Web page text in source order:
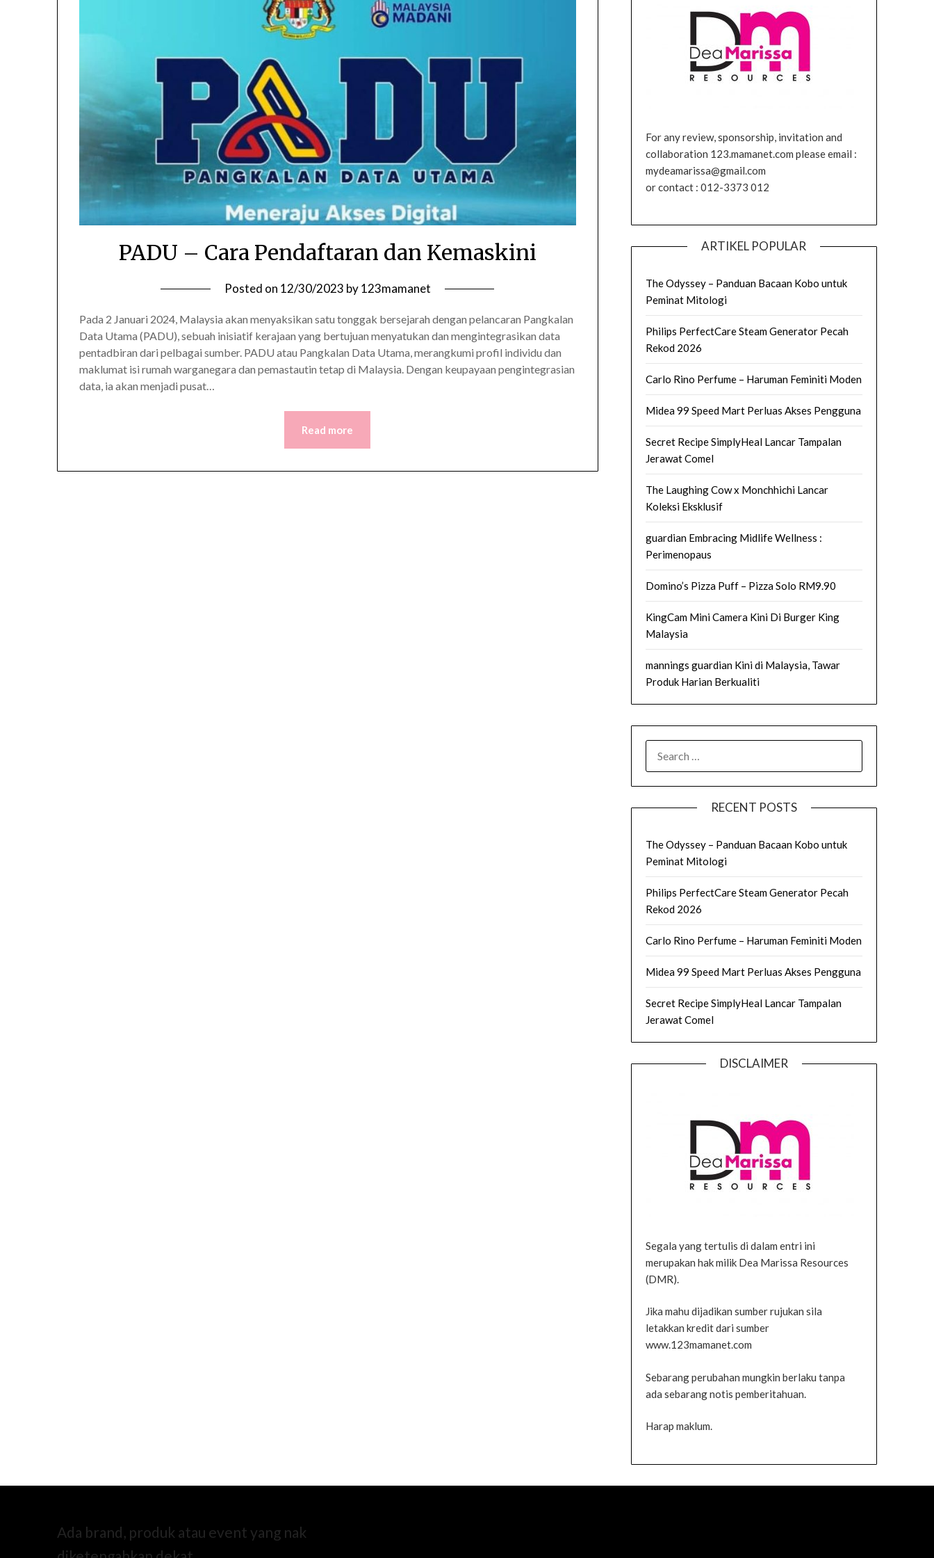
PADU – Cara Pendaftaran dan Kemaskini
Posted on 12/30/2023 by123mamanet
Pada 2 Januari 2024, Malaysia akan menyaksikan satu tonggak bersejarah dengan pelancaran Pangkalan
Data Utama (PADU), sebuah inisiatif kerajaan yang bertujuan menyatukan dan mengintegrasikan data
pentadbiran dari pelbagai sumber. PADU atau Pangkalan Data Utama, merangkumi profil individu dan
maklumat isi rumah warganegara dan pemastautin tetap di Malaysia. Dengan keupayaan pengintegrasian
data, ia akan menjadi pusat…
Read more
For any review, sponsorship, invitation and
collaboration 123.mamanet.com please email :
mydeamarissa@gmail.com
or contact : 012-3373 012
ARTIKEL POPULAR
The Odyssey – Panduan Bacaan Kobo untuk
Peminat Mitologi
Philips PerfectCare Steam Generator Pecah
Rekod 2026
Carlo Rino Perfume – Haruman Feminiti Moden
Midea 99 Speed Mart Perluas Akses Pengguna
Secret Recipe SimplyHeal Lancar Tampalan
Jerawat Comel
The Laughing Cow x Monchhichi Lancar
Koleksi Eksklusif
guardian Embracing Midlife Wellness :
Perimenopaus
Domino’s Pizza Puff – Pizza Solo RM9.90
KingCam Mini Camera Kini Di Burger King
Malaysia
mannings guardian Kini di Malaysia, Tawar
Produk Harian Berkualiti
FOR:
RECENT POSTS
The Odyssey – Panduan Bacaan Kobo untuk
Peminat Mitologi
Philips PerfectCare Steam Generator Pecah
Rekod 2026
Carlo Rino Perfume – Haruman Feminiti Moden
Midea 99 Speed Mart Perluas Akses Pengguna
Secret Recipe SimplyHeal Lancar Tampalan
Jerawat Comel
DISCLAIMER
Segala yang tertulis di dalam entri ini
merupakan hak milik Dea Marissa Resources
(DMR).
Jika mahu dijadikan sumber rujukan sila
letakkan kredit dari sumber
www.123mamanet.com
Sebarang perubahan mungkin berlaku tanpa
ada sebarang notis pemberitahuan.
Harap maklum.
Ada brand, produk atau event yang nak